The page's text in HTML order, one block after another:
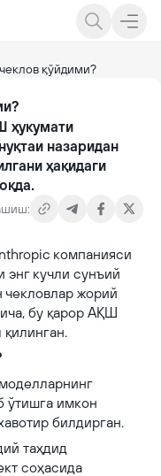
қўйдими?
ҳукумати
назаридан
ҳақидаги
компанияси
энг кучли сунъий
чекловлар жорий
бу қарор АҚШ
қилинган.
ўтишга имкон
билдирган.
таҳдид
соҳасида